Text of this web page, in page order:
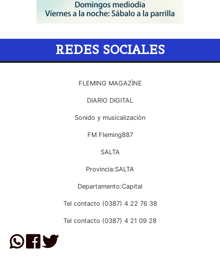
REDES SOCIALES
FLEMING MAGAZÌNE
DIARIO DIGITAL
Sonido y musicalizaciòn
FM Fleming887
SALTA
Provincia:SALTA
Departamento:Capital
Tel contacto (0387) 4 22 76 38
Tel contacto (0387) 4 21 09 28